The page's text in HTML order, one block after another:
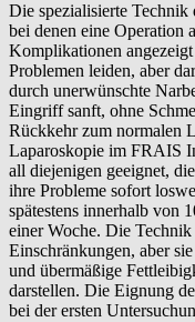
Die spezialisierte
bei denen eine Operation
Komplikationen
Problemen leiden, aber
durch unerwünschte
Eingriff sanft, ohne
Rückkehr zum normalen
Laparoskopie im FRAIS
all diejenigen geeignet,
ihre Probleme sofort
spätestens innerhalb von
einer Woche. Die
Einschränkungen, aber
und übermäßige
darstellen. Die Eignung
bei der ersten